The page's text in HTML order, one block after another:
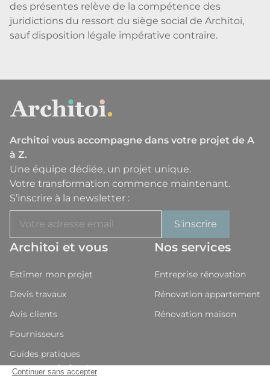
des présentes relève de la compétence des
juridictions du ressort du siège social de Architoi,
sauf disposition légale impérative contraire.
Architoi vous accompagne dans votre projet de A
à Z.
Une équipe dédiée, un projet unique.
Votre transformation commence maintenant.
S’inscrire à la newsletter :
Architoi et vous
Estimer mon projet
Devis travaux
Avis clients
Fournisseurs
Guides pratiques
Nos services
Entreprise rénovation
Rénovation appartement
Rénovation maison
Nous rejoindre